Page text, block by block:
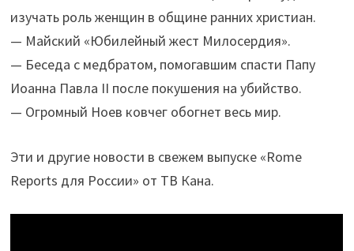
изучать роль женщин в общине ранних христиан.
— Майский «Юбилейный жест Милосердия».
— Беседа с медбратом, помогавшим спасти Папу
Иоанна Павла II после покушения на убийство.
— Огромный Ноев ковчег обогнет весь мир.
Эти и другие новости в свежем выпуске «Rome
Reports для России» от ТВ Кана.